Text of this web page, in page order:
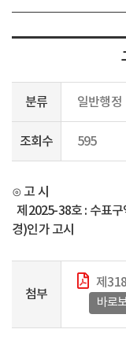
분류 일반행정
조회수 595
⊙ 고 시
제2025-38호 : 수표
경)인가 고시
첨부
제
바로